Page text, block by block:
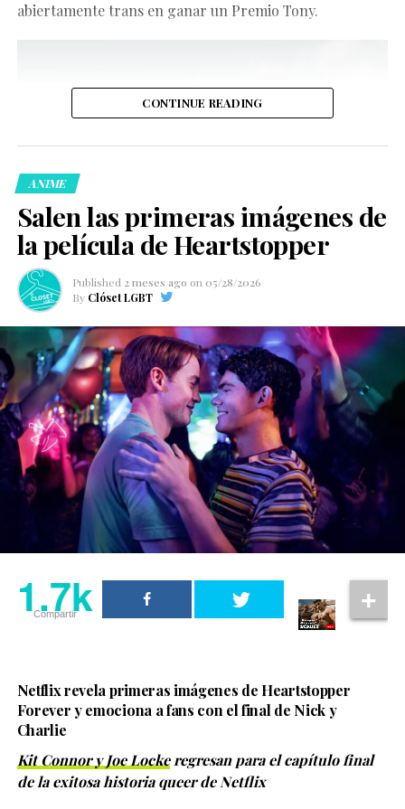
abiertamente trans en ganar un Premio Tony.
CONTINUE READING
ANIME
Salen las primeras imágenes de
la película de Heartstopper
Published 2 meses ago on 05/28/2026
By Clóset LGBT
1.7k
Compartir
Netflix revela primeras imágenes de Heartstopper
Forever y emociona a fans con el final de Nick y
Charlie
Kit Connor y Joe Lockeregresan para el capítulo final
de la exitosa historia queer de Netflix